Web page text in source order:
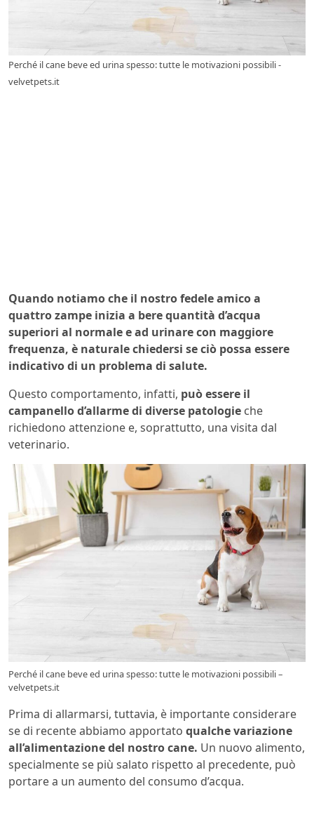
Perché il cane beve ed urina spesso: tutte le motivazioni possibili -
velvetpets.it
Quando notiamo che il nostro fedele amico a
quattro zampe inizia a bere quantità d’acqua
superiori al normale e ad urinare con maggiore
frequenza, è naturale chiedersi se ciò possa essere
indicativo di un problema di salute.
Questo comportamento, infatti, può essere il
campanello d’allarme di diverse patologie che
richiedono attenzione e, soprattutto, una visita dal
veterinario.
Perché il cane beve ed urina spesso: tutte le motivazioni possibili –
velvetpets.it
Prima di allarmarsi, tuttavia, è importante considerare
se di recente abbiamo apportato qualche variazione
all’alimentazione del nostro cane. Un nuovo alimento,
specialmente se più salato rispetto al precedente, può
portare a un aumento del consumo d’acqua.